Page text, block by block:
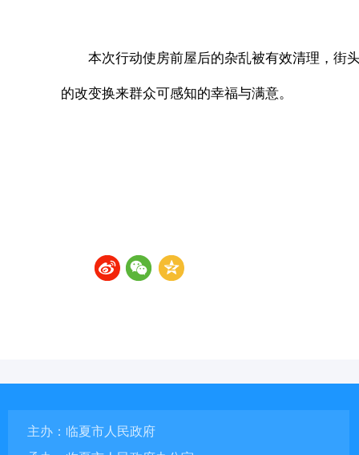
本次行动使房前屋后的杂乱被有效清理，街
的改变换来群众可感知的幸福与满意。
主办：临夏市人民政府